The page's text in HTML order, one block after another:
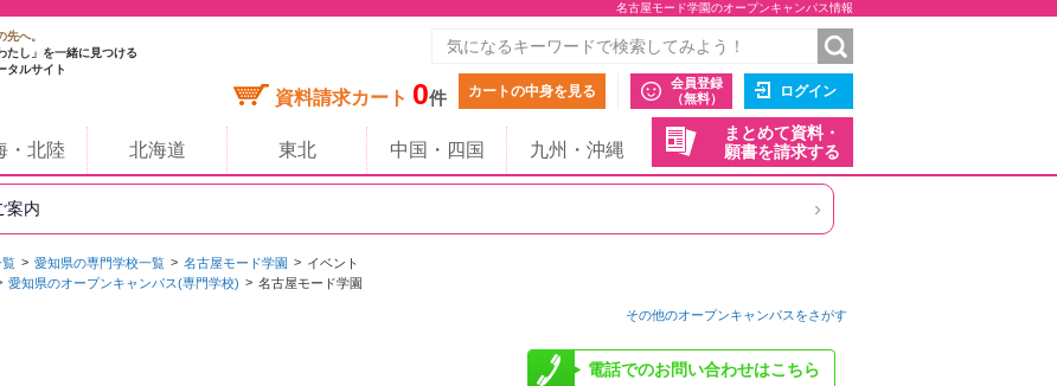
名古屋モード学園のオープンキャンパス情報
先へ。
たし」を一緒に見つける
タルサイト
資料請求カート 0件 カートの中身を見る
会員登録
（無料）
ログイン
まとめて資料・
願書を請求する
・北陸 北海道 東北 中国・四国 九州・沖縄
案内 ›
覧 愛知県の専門学校一覧 名古屋モード学園
イベント
愛知県のオープンキャンパス(専門学校) 名古屋モード学園
その他のオープンキャンパスをさがす
電話でのお問い合わせはこちら